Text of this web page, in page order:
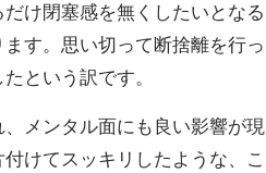
け閉塞感を無くしたいとなる
す。思い切って断捨離を行っ
という訳です。
メンタル面にも良い影響が現
けてスッキリしたような、こ